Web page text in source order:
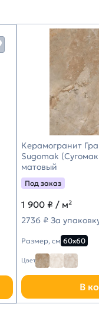
Керамогранит
Sugomak
матовый
Под заказ
1 900 ₽ / м²
2736 ₽ За
Размер, см 60х60
Цвет
В